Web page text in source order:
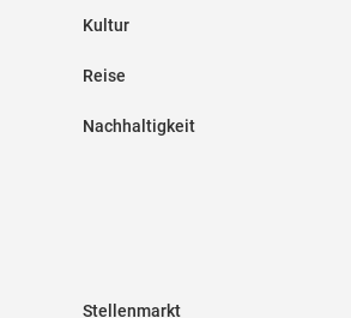
Kultur
Reise
Nachhaltigkeit
Stellenmarkt